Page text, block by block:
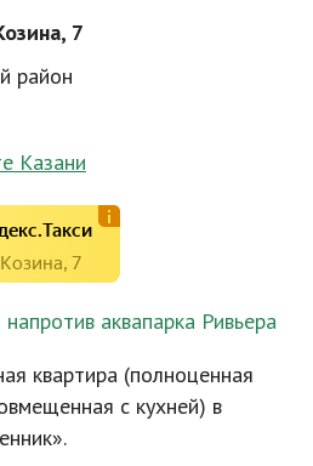
7
район
Казани
7
аквапарка Ривьера
квартира (полноценная
с кухней) в